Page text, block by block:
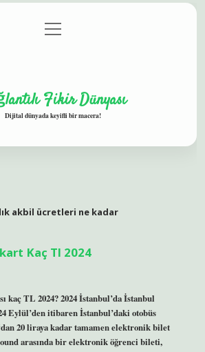
Gizlilik Politikası
menüyü
aç
Fikir Dünyası
Dijital dünyada keyifli bir macera!
akbil ücretleri ne kadar
Kaç Tl 2024
kaç TL 2024? 2024 İstanbul’da İstanbul
Eylül’den itibaren İstanbul’daki otobüs
20 liraya kadar tamamen elektronik bilet
arasında bir elektronik öğrenci bileti,